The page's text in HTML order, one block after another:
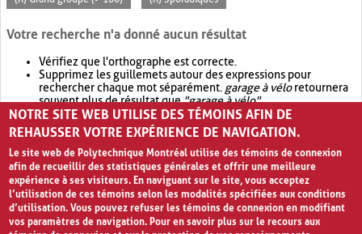
Votre recherche n'a donné aucun résultat
Vérifiez que l'orthographe est correcte.
Supprimez les guillemets autour des expressions pour
rechercher chaque mot séparément. garage à véloretournera
souvent plus de résultat que"garage à vélo".
Envisagez d'élargir votre recherche avec OR.garage OR vélo
retournera souvent plus de résultat quegarage à vélo
NOTRE SITE WEB UTILISE DES TÉMOINS AFIN DE
REHAUSSER VOTRE EXPÉRIENCE DE NAVIGATION.
Le site web de Polytechnique Montréal utilise des témoins de connexion
afin de recueillir des statistiques générales et offrir une meilleure
expérience à ses visiteurs. En naviguant sur le site, vous acceptez
l’utilisation de ces témoins selon les modalités spécifiées aux conditions
d’utilisation. Vous pouvez refuser les témoins de connexion en modifiant
vos paramètres de navigation. Pour en savoir plus sur le recours aux